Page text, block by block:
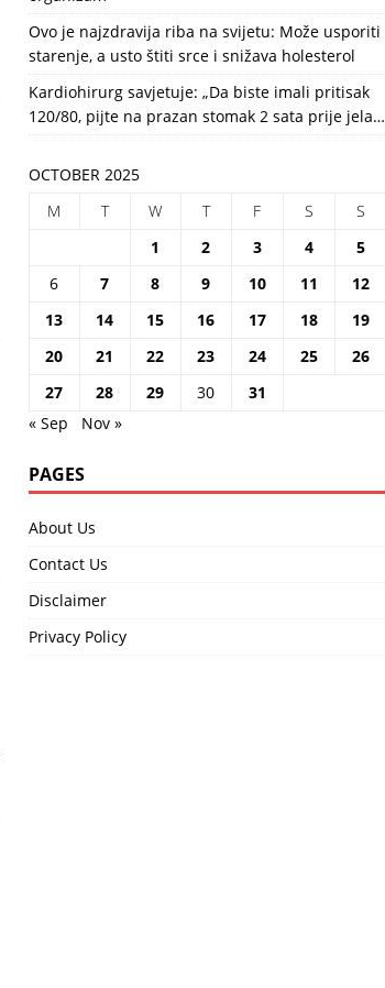
Ovo je najzdravija riba na svijetu: Može usporiti
starenje, a usto štiti srce i snižava holesterol
Kardiohirurg savjetuje: „Da biste imali pritisak
120/80, pijte na prazan stomak 2 sata prije jela…
OCTOBER 2025
M
T W T F S
S
1
2 3 4
5
6
7 8 9 10 11
12
13
14 15 16 17 18
19
20
21 22 23 24 25
26
27
28 29 30
31
« Sep
Nov »
PAGES
About Us
Contact Us
Disclaimer
Privacy Policy